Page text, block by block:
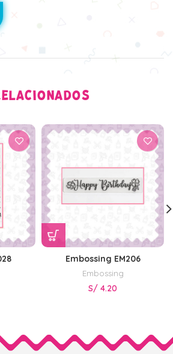
Embossing EM206
Embossing
S/ 4.20